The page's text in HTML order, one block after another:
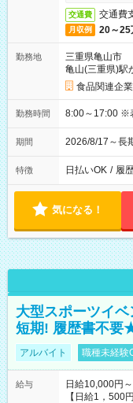
交通費 交通費
月収例 20～25
勤務地
三重県亀山市
亀山(三重県)駅
食品関連企業
勤務時間
期間 2026/8/17～長
特徴 日払いOK / 履
気になる！
大型スポーツイ
短期! 履歴書不要
アルバイト 職種未経験
給与
日給10,000円～
【日給1，500